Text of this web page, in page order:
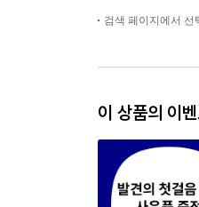
검색 페이지에서
이 상품의 이